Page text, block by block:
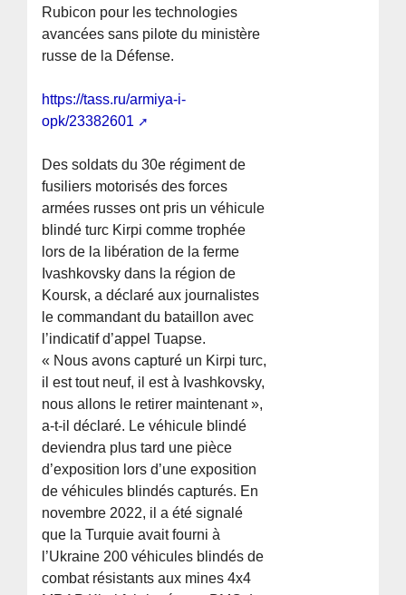
Rubicon pour les technologies
avancées sans pilote du ministère
russe de la Défense.
https://tass.ru/armiya-i-
opk/23382601
Des soldats du 30e régiment de
fusiliers motorisés des forces
armées russes ont pris un véhicule
blindé turc Kirpi comme trophée
lors de la libération de la ferme
Ivashkovsky dans la région de
Koursk, a déclaré aux journalistes
le commandant du bataillon avec
l’indicatif d’appel Tuapse.
« Nous avons capturé un Kirpi turc,
il est tout neuf, il est à Ivashkovsky,
nous allons le retirer maintenant »,
a-t-il déclaré. Le véhicule blindé
deviendra plus tard une pièce
d’exposition lors d’une exposition
de véhicules blindés capturés. En
novembre 2022, il a été signalé
que la Turquie avait fourni à
l’Ukraine 200 véhicules blindés de
combat résistants aux mines 4x4